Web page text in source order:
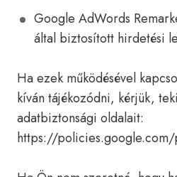
Google AdWords
által biztosított hirdetési
Ha ezek működésével
kíván tájékozódni, kérjük,
adatbiztonsági oldalait:
https://policies.google.com/